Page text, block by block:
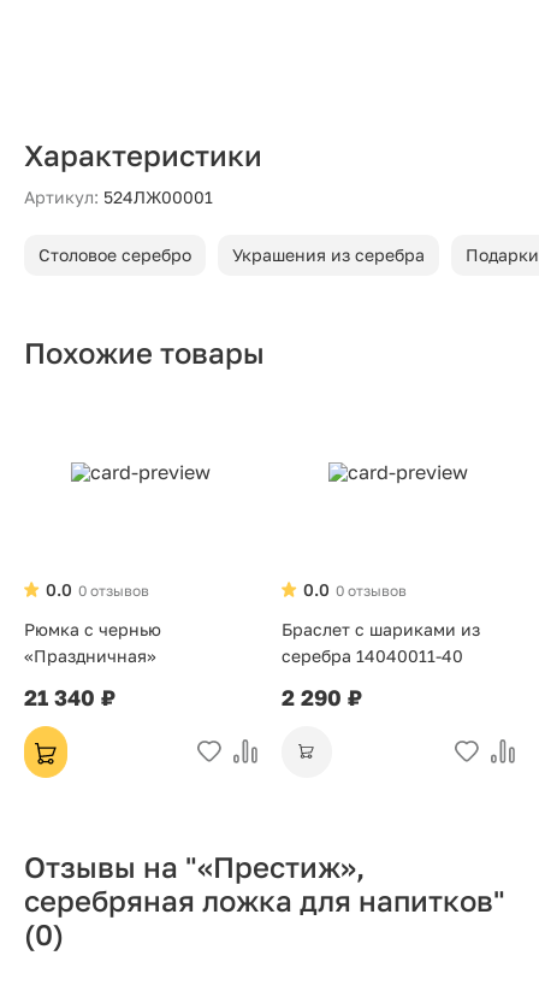
Характеристики
Артикул: 524ЛЖ00001
Столовое серебро Украшения из серебра
Похожие товары
0 отзывов
0.0
Рюмка с чернью
«Праздничная»
21 340 ₽
0 отзывов
0.0
Браслет с шариками из
серебра 14040011-40
2 290 ₽
Отзывы на "«Престиж»,
серебряная ложка для напитков"
(0)